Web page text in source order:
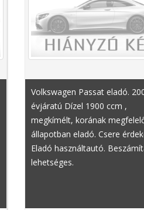
Volkswagen Passat eladó.
évjáratú Dízel 1900 ccm ,
megkímélt, korának
állapotban eladó. Csere
Eladó használtautó.
lehetséges.